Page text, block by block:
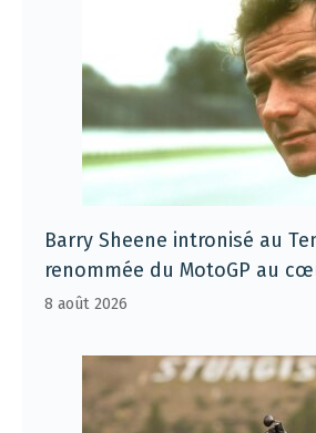
Barry Sheene intronisé au
renommée du MotoGP au
8 août 2026